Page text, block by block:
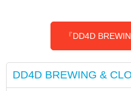
『DD4D
DD4D BREWING &